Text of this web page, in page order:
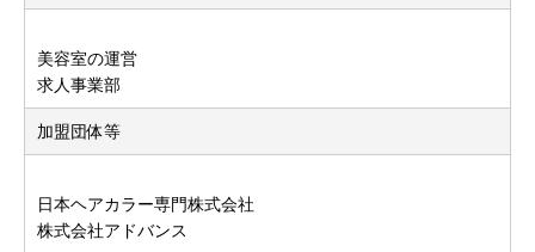
美容室の運営
求人事業部
加盟団体等
日本ヘアカラー専門株式会社
株式会社アドバンス